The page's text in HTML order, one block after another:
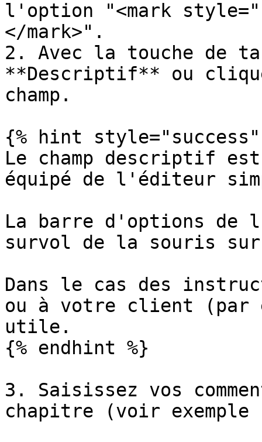
l'option "<mark
</mark>".
2. Avec la touche de
**Descriptif** ou
champ.
{% hint style="success"
Le champ descriptif
équipé de l'éditeur
La barre d'options
survol de la souris sur
Dans le cas des
ou à votre client (par
utile.
{% endhint %}
3. Saisissez vos
chapitre (voir exemple